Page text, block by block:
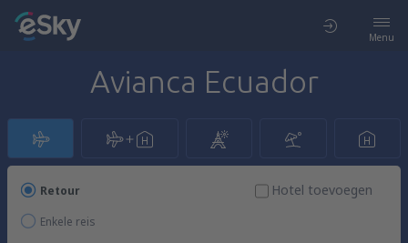
Menu
Avianca Ecuador
Retour
Enkele reis
Hotel toevoegen